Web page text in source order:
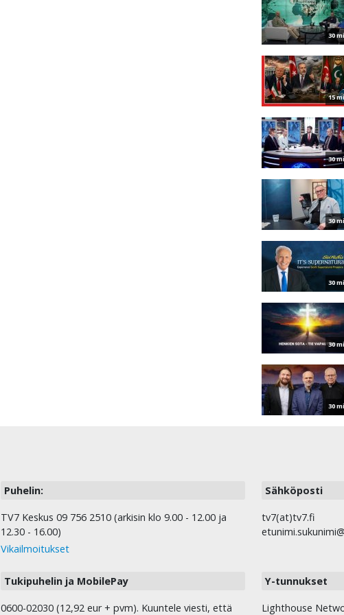
30
15
30
30
30
30
30
Puhelin:
TV7 Keskus 09 756 2510 (arkisin klo 9.00 - 12.00 ja
12.30 - 16.00)
Vikailmoitukset
Sähköposti
tv7(at)tv7.fi
Tukipuhelin ja MobilePay
0600-02030 (12,92 eur + pvm). Kuuntele viesti, että
Y-tunnukset
Lighthouse